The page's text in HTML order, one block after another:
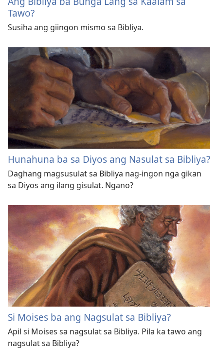
Tawo?
Susiha ang giingon mismo sa Bibliya.
Hunahuna ba sa Diyos ang Nasulat sa Bibliya?
Daghang magsusulat sa Bibliya nag-ingon nga gikan
sa Diyos ang ilang gisulat. Ngano?
Si Moises ba ang Nagsulat sa Bibliya?
Apil si Moises sa nagsulat sa Bibliya. Pila ka tawo ang
nagsulat sa Bibliya?